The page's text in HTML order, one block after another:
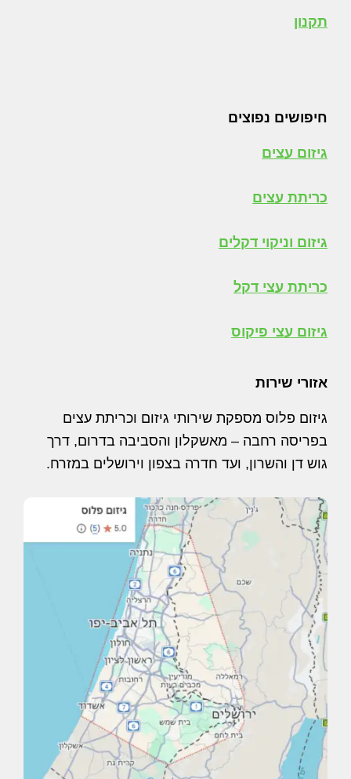
תקנון
חיפושים נפוצים
גיזום עצים
כריתת עצים
גיזום וניקוי דקלים
כריתת עצי דקל
גיזום עצי פיקוס
אזורי שירות
גיזום פלוס מספקת שירותי גיזום וכריתת עצים
בפריסה רחבה – מאשקלון והסביבה בדרום, דרך
גוש דן והשרון, ועד חדרה בצפון וירושלים במזרח.